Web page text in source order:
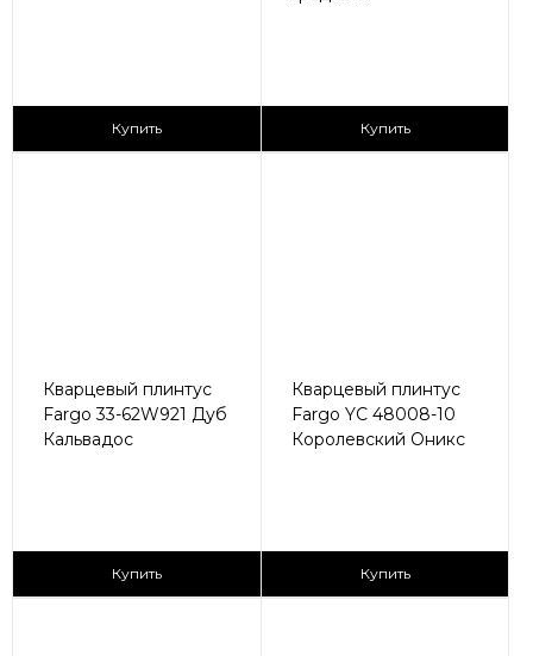
Купить Купить
Кварцевый плинтус
Fargo 33-62W921 Дуб
Кальвадос
Купить
Кварцевый плинтус
Fargo YC 48008-10
Королевский Оникс
Купить